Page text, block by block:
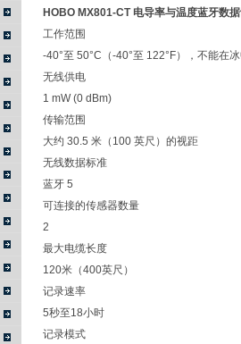
HOBO MX801-CT 电导率与温度蓝牙数
工作范围
-40°至 50°C（-40°至 122°F），不能在
无线供电
1 mW (0 dBm)
传输范围
大约 30.5 米（100 英尺）的视距
无线数据标准
蓝牙 5
可连接的传感器数量
2
最大电缆长度
120米（400英尺）
记录速率
5秒至18小时
记录模式